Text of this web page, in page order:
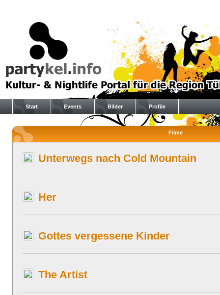
Start Events Bilder Profile
Filme
Unterwegs nach Cold Mountain
Her
Gottes vergessene Kinder
The Artist